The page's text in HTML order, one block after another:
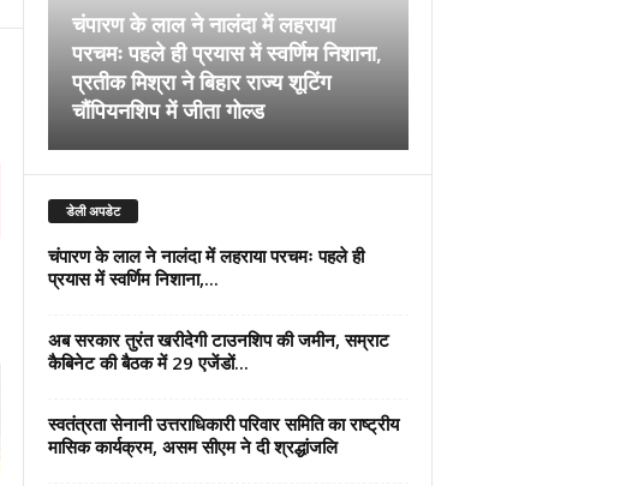
चंपारण के लाल ने नालंदा में लहराया
परचमः पहले ही प्रयास में स्वर्णिम निशाना,
प्रतीक मिश्रा ने बिहार राज्य शूटिंग
चौंपियनशिप में जीता गोल्ड
डेली अपडेट
चंपारण के लाल ने नालंदा में लहराया परचमः पहले ही
प्रयास में स्वर्णिम निशाना,...
अब सरकार तुरंत खरीदेगी टाउनशिप की जमीन, सम्राट
कैबिनेट की बैठक में 29 एजेंडों...
स्वतंत्रता सेनानी उत्तराधिकारी परिवार समिति का राष्ट्रीय
मासिक कार्यक्रम, असम सीएम ने दी श्रद्धांजलि